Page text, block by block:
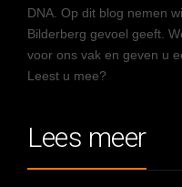
DNA. Op dit blog nemen
Bilderberg gevoel geeft.
voor ons vak en geven u
Leest u mee?
Lees meer